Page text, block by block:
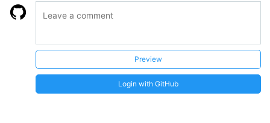
Preview
Login with GitHub